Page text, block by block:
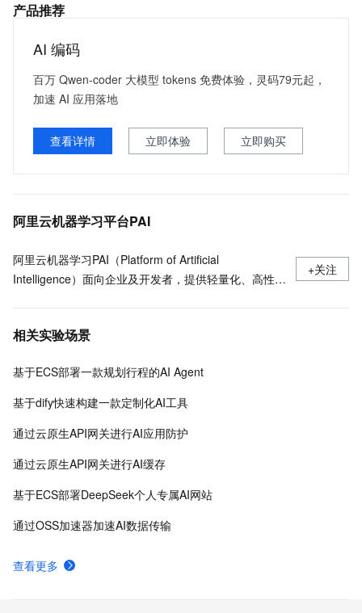
产品推荐
AI 编码
百万 Qwen-coder 大模型 tokens 免费体验，灵码79元起，
加速 AI 应用落地
查看详情 立即体验 立即购买
阿里云机器学习平台PAI
阿里云机器学习PAI（Platform of Artificial
Intelligence）面向企业及开发者，提供轻量化、高性价
DSW云原生交互式建模平台、PAI-DLC云原生AI基础平
征、万亿样本规模加速训练，百余落地场景，全面提升
工程效率。
+关注
相关实验场景
基于ECS部署一款规划行程的AI Agent
基于dify快速构建一款定制化AI工具
通过云原生API网关进行AI应用防护
通过云原生API网关进行AI缓存
基于ECS部署DeepSeek个人专属AI网站
通过OSS加速器加速AI数据传输
查看更多